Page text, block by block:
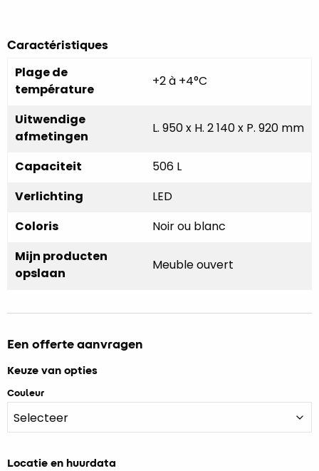
Caractéristiques
Plage de
température
+2 à +4°C
Uitwendige
afmetingen
L. 950 x H. 2 140 x P. 920 mm
Capaciteit
506 L
Verlichting
LED
Coloris
Noir ou blanc
Mijn producten
opslaan
Meuble ouvert
Een offerte aanvragen
Keuze van opties
Couleur
Locatie en huurdata